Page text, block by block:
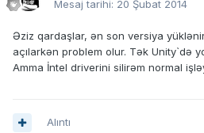
Mesaj tarihi: 20 Şubat 2014
Əziz qardaşlar, ən son versiya
açılarkən problem olur. Tək Unity`də
Amma İntel driverini silirəm normal
Alıntı